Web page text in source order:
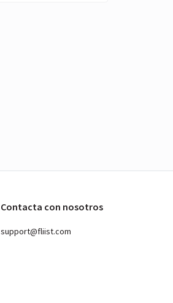
Contacta con nosotros
support@fliist.com